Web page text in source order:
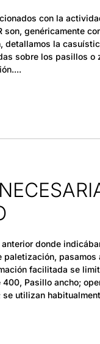
con la
son, genéricamente
la
sobre los pasillos
donde
facilitada se
Pasillo ancho;
utilizan